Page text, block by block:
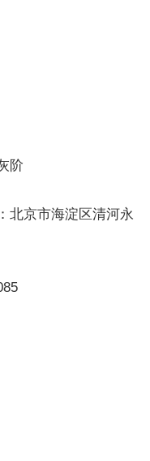
阶
北京市海淀区清河永